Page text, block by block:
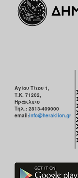
Αγίου Τίτου 1,
Τ.Κ. 71202,
Ηράκλειο
Τηλ.: 2813-409000
email:info@heraklion.gr